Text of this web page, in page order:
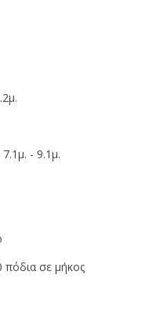
7.1μ. - 9.1μ.
σε μήκος